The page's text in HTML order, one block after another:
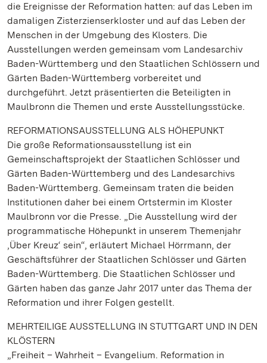
die Ereignisse der Reformation hatten: auf das Leben im
damaligen Zisterzienserkloster und auf das Leben der
Menschen in der Umgebung des Klosters. Die
Ausstellungen werden gemeinsam vom Landesarchiv
Baden-Württemberg und den Staatlichen Schlössern und
Gärten Baden-Württemberg vorbereitet und
durchgeführt. Jetzt präsentierten die Beteiligten in
Maulbronn die Themen und erste Ausstellungsstücke.
REFORMATIONSAUSSTELLUNG ALS HÖHEPUNKT
Die große Reformationsausstellung ist ein
Gemeinschaftsprojekt der Staatlichen Schlösser und
Gärten Baden-Württemberg und des Landesarchivs
Baden-Württemberg. Gemeinsam traten die beiden
Institutionen daher bei einem Ortstermin im Kloster
Maulbronn vor die Presse. „Die Ausstellung wird der
programmatische Höhepunkt in unserem Themenjahr
‚Über Kreuz‘ sein“, erläutert Michael Hörrmann, der
Geschäftsführer der Staatlichen Schlösser und Gärten
Baden-Württemberg. Die Staatlichen Schlösser und
Gärten haben das ganze Jahr 2017 unter das Thema der
Reformation und ihrer Folgen gestellt.
MEHRTEILIGE AUSSTELLUNG IN STUTTGART UND IN DEN
KLÖSTERN
„Freiheit – Wahrheit – Evangelium. Reformation in